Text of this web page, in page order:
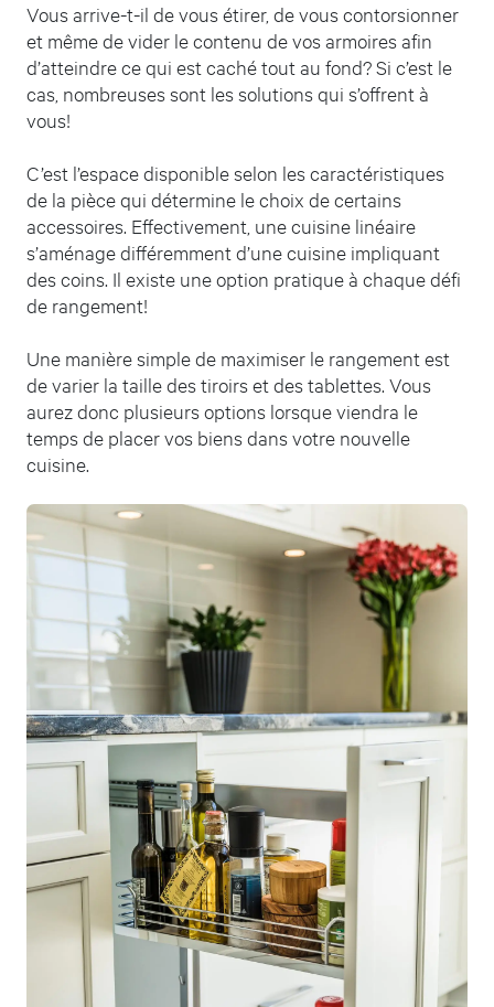
Vous arrive-t-il de vous étirer, de vous contorsionner
et même de vider le contenu de vos armoires afin
d’atteindre ce qui est caché tout au fond? Si c’est le
cas, nombreuses sont les solutions qui s’offrent à
vous!
C’est l’espace disponible selon les caractéristiques
de la pièce qui détermine le choix de certains
accessoires. Effectivement, une cuisine linéaire
s’aménage différemment d’une cuisine impliquant
des coins. Il existe une option pratique à chaque défi
de rangement!
Une manière simple de maximiser le rangement est
de varier la taille des tiroirs et des tablettes. Vous
aurez donc plusieurs options lorsque viendra le
temps de placer vos biens dans votre nouvelle
cuisine.